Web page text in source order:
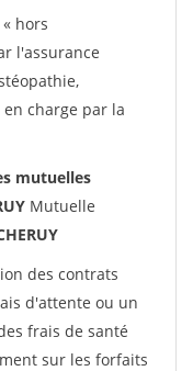
hors
l'assurance
charge par la
mutuelles
Mutuelle
des contrats
d'attente ou un
frais de santé
sur les forfaits